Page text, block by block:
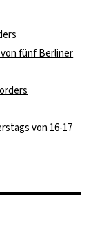
fünf Berliner
von 16-17